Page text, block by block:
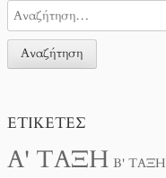
ΕΤΙΚΈΤΕΣ
Α' ΤΆΞΗ Β' ΤΆΞΗ